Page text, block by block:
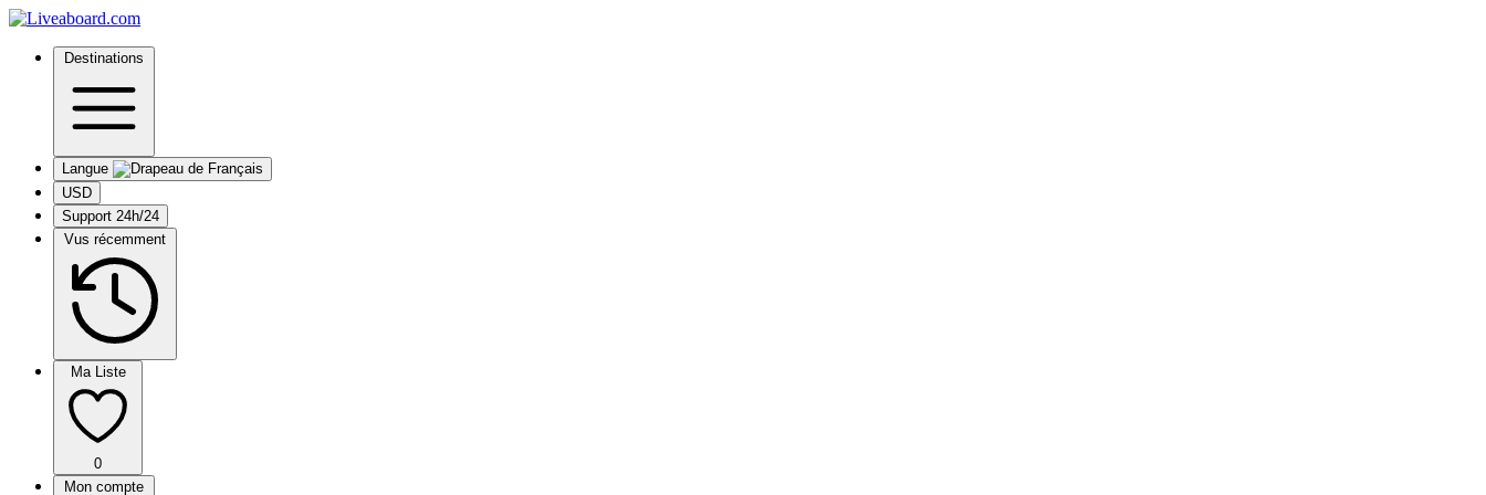
Destinations
Langue
USD
Support 24h/24
Vus récemment
Ma Liste
0
Mon compte